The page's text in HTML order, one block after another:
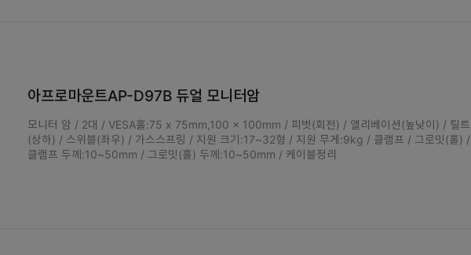
아프로마운트AP-D97B 듀얼 모니터암
모니터 암 / 2대 / VESA홀:75 x 75mm,100 x 100mm / 피벗(회전) / 엘리베이션(높낮이) / 틸트
(상하) / 스위블(좌우) / 가스스프링 / 지원 크기:17~32형 / 지원 무게:9kg / 클램프 / 그로밋(홀) /
클램프 두께:10~50mm / 그로밋(홀) 두께:10~50mm / 케이블정리